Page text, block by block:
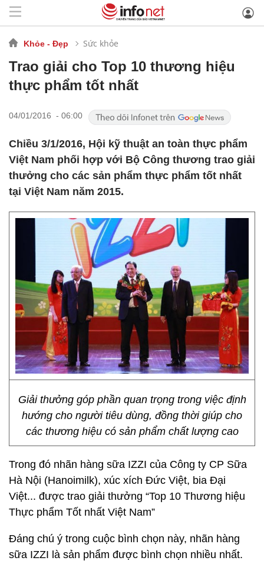
Khỏe - Đẹp Sức khỏe
Trao giải cho Top 10 thương hiệu
thực phẩm tốt nhất
04/01/2016 - 06:00
Chiều 3/1/2016, Hội kỹ thuật an toàn thực phẩm
Việt Nam phối hợp với Bộ Công thương trao giải
thưởng cho các sản phẩm thực phẩm tốt nhất
tại Việt Nam năm 2015.
Giải thưởng góp phần quan trọng trong việc định
hướng cho người tiêu dùng, đồng thời giúp cho
các thương hiệu có sản phẩm chất lượng cao
Trong đó nhãn hàng sữa IZZI của Công ty CP Sữa
Hà Nội (Hanoimilk), xúc xích Đức Việt, bia Đại
Việt... được trao giải thưởng “Top 10 Thương hiệu
Thực phẩm Tốt nhất Việt Nam”
Đáng chú ý trong cuộc bình chọn này, nhãn hàng
sữa IZZI là sản phẩm được bình chọn nhiều nhất.